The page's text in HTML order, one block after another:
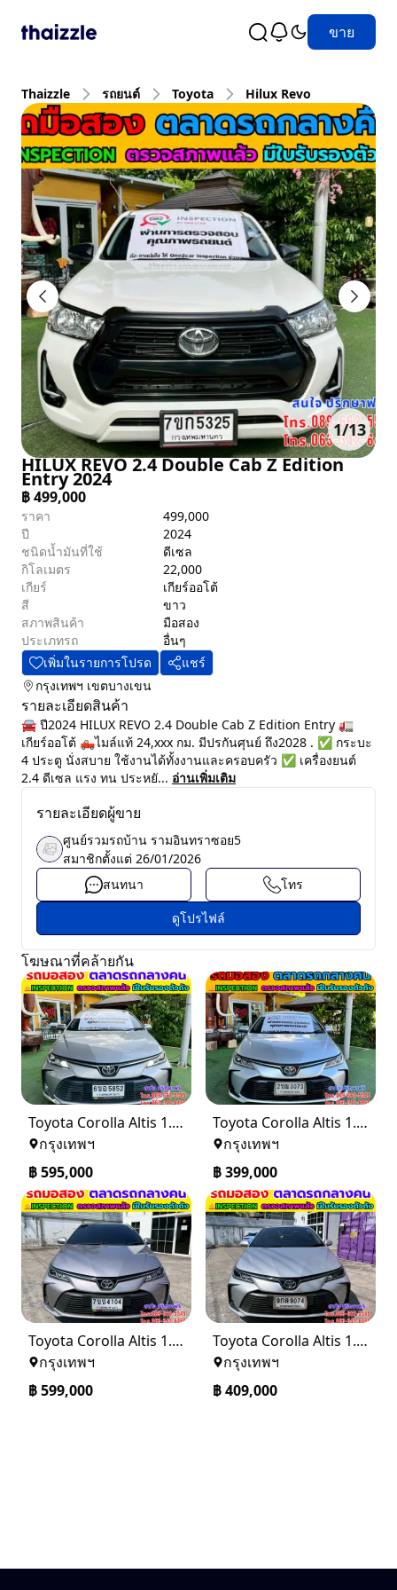
ขาย
Thaizzle รถยนต์ Toyota Hilux Revo
1/13
HILUX REVO 2.4 Double Cab Z Edition
Entry 2024
฿499,000
ราคา
499,000
ปี
2024
ชนิดน้ำมันที่ใช้
ดีเซล
กิโลเมตร
22,000
เกียร์
เกียร์ออโต้
สี
ขาว
สภาพสินค้า
มือสอง
ประเภทรถ
อื่นๆ
เพิ่มในรายการโปรด
แชร์
กรุงเทพฯ เขตบางเขน
รายละเอียดสินค้า
🚘 ปี2024 HILUX REVO 2.4 Double Cab Z Edition Entry 🚛
เกียร์ออโต้ 🛻ไมล์แท้ 24,xxx กม. มีปรกันศุนย์ ถึง2028 . ✅ กระบะ
4 ประตู นั่งสบาย ใช้งานได้ทั้งงานและครอบครัว ✅ เครื่องยนต์
2.4 ดีเซล แรง ทน ประหยั... อ่านเพิ่มเติม
รายละเอียดผู้ขาย
ศูนย์รวมรถบ้าน รามอินทราซอย5
สมาชิกตั้งแต่ 26/01/2026
สนทนา
โทร
ดูโปรไฟล์
โฆษณาที่คล้ายกัน
Toyota Corolla Altis 1.6 G ปี 2025
กรุงเทพฯ
฿595,000
Toyota Corolla Altis 1.6 G ปี 2021
กรุงเทพฯ
฿399,000
Toyota Corolla Altis 1.6 G ปี 2024
กรุงเทพฯ
฿599,000
Toyota Corolla Altis 1.6 G ติดแก๊ส CNG ปี 2020
กรุงเทพฯ
฿409,000